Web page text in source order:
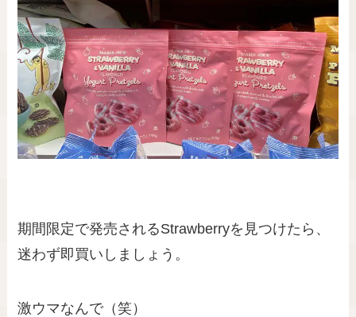
期間限定で発売されるStrawberryを見つけたら、
迷わず即買いしましょう。
激ウマなんで（笑）